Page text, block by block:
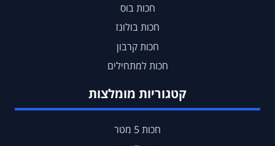
חכות בוס
חכות בולונז
חכות קרבון
חכות למתחילים
קטגוריות מומלצות
חכות 5 מטר